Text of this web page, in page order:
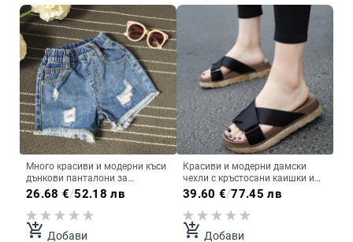
Много красиви и модерни къси
дънкови панталони за
момичета в син цвят -
накъсани и ластични
26.68 €/52.18 лв
add_shopping_cart Добави
Красиви и модерни дамски
чехли с кръстосани каишки и
удобна подметка
39.60 €/77.45 лв
add_shopping_cart Добави